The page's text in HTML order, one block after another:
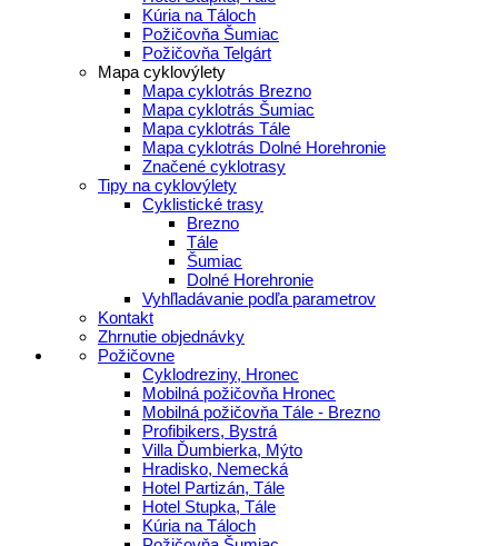
Kúria na Táloch
Požičovňa Šumiac
Požičovňa Telgárt
Mapa cyklovýlety
Mapa cyklotrás Brezno
Mapa cyklotrás Šumiac
Mapa cyklotrás Tále
Mapa cyklotrás Dolné Horehronie
Značené cyklotrasy
Tipy na cyklovýlety
Cyklistické trasy
Brezno
Tále
Šumiac
Dolné Horehronie
Vyhľladávanie podľa parametrov
Kontakt
Zhrnutie objednávky
Požičovne
Cyklodreziny, Hronec
Mobilná požičovňa Hronec
Mobilná požičovňa Tále - Brezno
Profibikers, Bystrá
Villa Ďumbierka, Mýto
Hradisko, Nemecká
Hotel Partizán, Tále
Hotel Stupka, Tále
Kúria na Táloch